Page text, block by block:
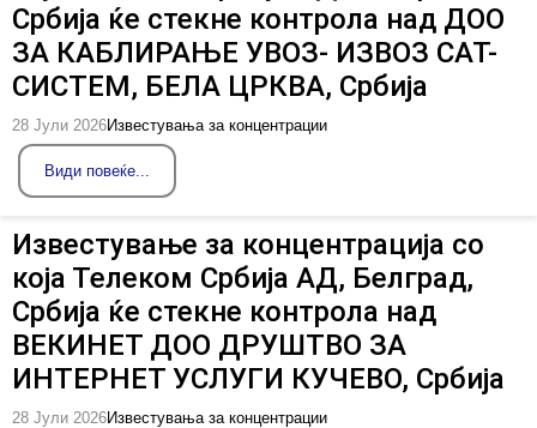
Србија ќе стекне контрола над ДОО
ЗА КАБЛИРАЊЕ УВОЗ- ИЗВОЗ САТ-
СИСТЕМ, БЕЛА ЦРКВА, Србија
28 Јули 2026Известувања за концентрации
Види повеќе...
Известување за концентрација со
која Телеком Србија АД, Белград,
Србија ќе стекне контрола над
ВЕКИНЕТ ДОО ДРУШТВО ЗА
ИНТЕРНЕТ УСЛУГИ КУЧЕВО, Србија
28 Јули 2026Известувања за концентрации